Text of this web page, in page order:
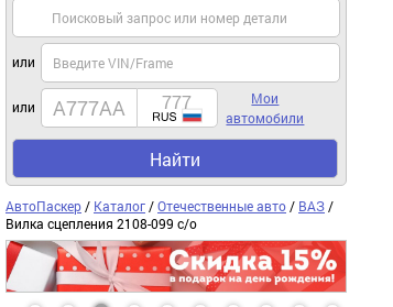
или
или
Мои
автомобили
Найти
АвтоПаскер / Каталог /Отечественные авто / ВАЗ /
Вилка сцепления 2108-099 с/о